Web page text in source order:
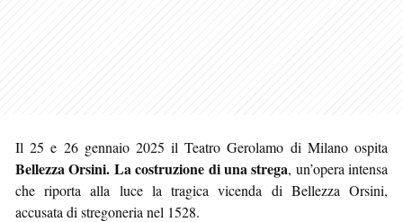
Il 25 e 26 gennaio 2025 il Teatro Gerolamo di Milano ospita
Bellezza Orsini. La costruzione di una strega, un’opera intensa
che riporta alla luce la tragica vicenda di Bellezza Orsini,
accusata di stregoneria nel 1528.